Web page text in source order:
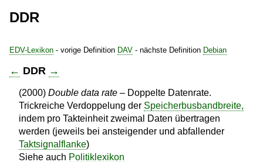
DDR
EDV-Lexikon - vorige Definition DAV - nächste Definition Debian
← DDR →
(2000) Double data rate – Doppelte Datenrate.
Trickreiche Verdoppelung der Speicherbusbandbreite,
indem pro Takteinheit zweimal Daten übertragen
werden (jeweils bei ansteigender und abfallender
Taktsignalflanke)
Siehe auch Politiklexikon